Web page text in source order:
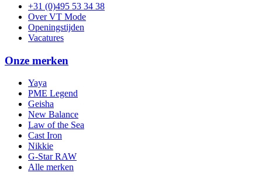
+31 (0)495 53 34 38
Over VT Mode
Openingstijden
Vacatures
Onze merken
Yaya
PME Legend
Geisha
New Balance
Law of the Sea
Cast Iron
Nikkie
G-Star RAW
Alle merken